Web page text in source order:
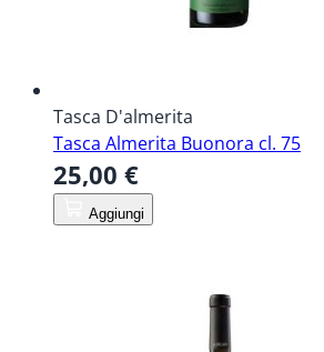
Tasca D'almerita
Tasca Almerita Buonora cl. 75
25,00 €
Aggiungi